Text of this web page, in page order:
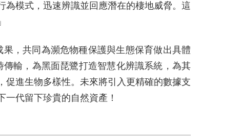
模式，迅速辨識並回應潛在的棲地威脅。這
，共同為瀕危物種保護與生態保育做出具體
輸，為黑面琵鷺打造智慧化辨識系統，為其
進生物多樣性。未來將引入更精確的數據支
代留下珍貴的自然資產！